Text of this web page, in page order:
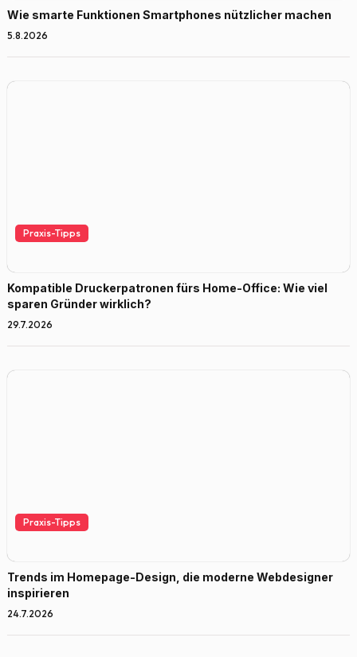
Wie smarte Funktionen Smartphones nützlicher machen
5.8.2026
Praxis-Tipps
Kompatible Druckerpatronen fürs Home-Office: Wie viel
sparen Gründer wirklich?
29.7.2026
Praxis-Tipps
Trends im Homepage-Design, die moderne Webdesigner
inspirieren
24.7.2026